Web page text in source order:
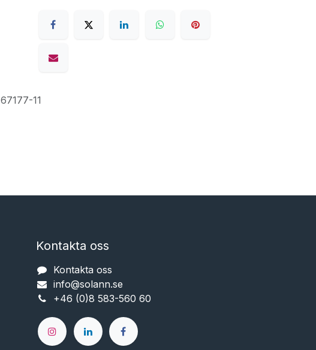
67177-11
Kontakta oss
Kontakta oss
info@solann.se​​​​​​
+46 (0)8 583-560 60